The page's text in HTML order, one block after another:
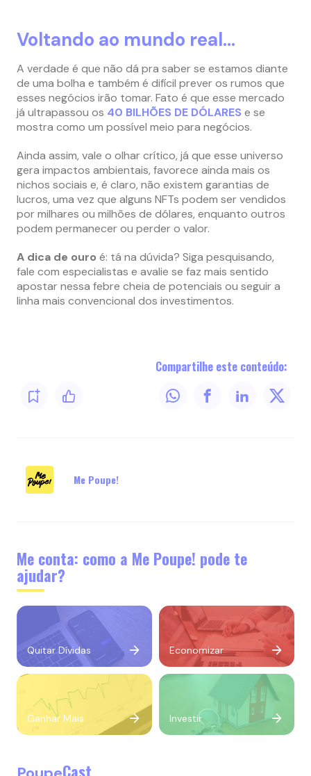
Voltando ao mundo real…
A verdade é que não dá pra saber se estamos diante
de uma bolha e também é difícil prever os rumos que
esses negócios irão tomar. Fato é que esse mercado
já ultrapassou os 40 BILHÕES DE DÓLARES e se
mostra como um possível meio para negócios.
Ainda assim, vale o olhar crítico, já que esse universo
gera impactos ambientais, favorece ainda mais os
nichos sociais e, é claro, não existem garantias de
lucros, uma vez que alguns NFTs podem ser vendidos
por milhares ou milhões de dólares, enquanto outros
podem permanecer ou perder o valor.
A dica de ouro é: tá na dúvida? Siga pesquisando,
fale com especialistas e avalie se faz mais sentido
apostar nessa febre cheia de potenciais ou seguir a
linha mais convencional dos investimentos.
Compartilhe este conteúdo:
Me Poupe!
Me conta: como a Me Poupe! pode te
ajudar?
Quitar Dívidas Economizar
Ganhar Mais Investir
Cast